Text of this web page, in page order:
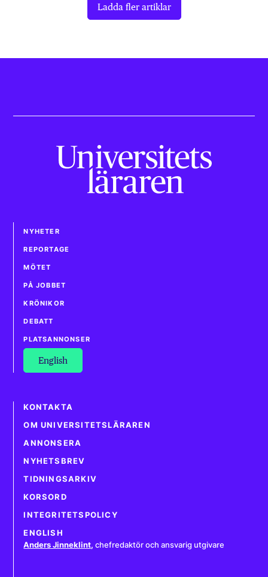
Ladda fler artiklar
NYHETER
REPORTAGE
MÖTET
PÅ JOBBET
KRÖNIKOR
DEBATT
PLATSANNONSER
English
KONTAKTA
OM UNIVERSITETSLÄRAREN
ANNONSERA
NYHETSBREV
TIDNINGSARKIV
KORSORD
INTEGRITETSPOLICY
ENGLISH
Anders Jinneklint, chefredaktör och ansvarig utgivare